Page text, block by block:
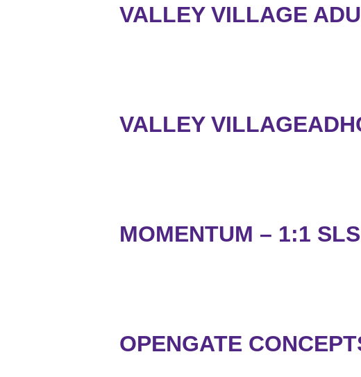
VALLEY VILLAGE
VALLEY
MOMENTUM – 1:1
OPENGATE